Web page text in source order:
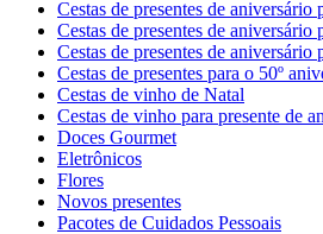
Cestas de presentes de aniversário
Cestas de presentes de aniversário
Cestas de presentes de aniversário
Cestas de presentes para o 50º
Cestas de vinho de Natal
Cestas de vinho para presente de
Doces Gourmet
Eletrônicos
Flores
Novos presentes
Pacotes de Cuidados Pessoais